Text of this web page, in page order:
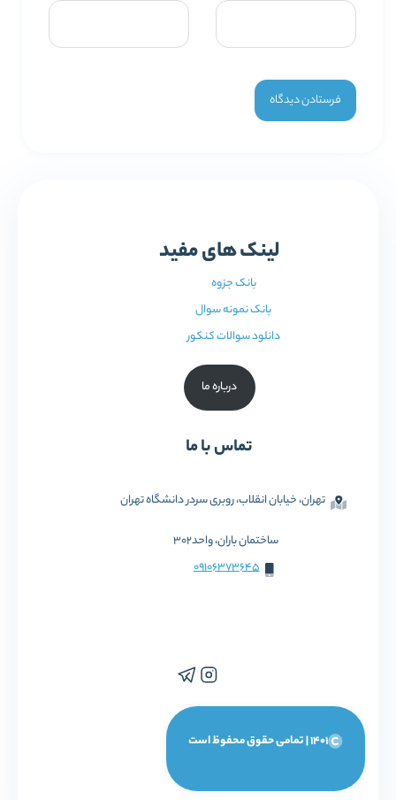
لینک های مفید
بانک جزوه
بانک نمونه سوال
دانلود سوالات کنکور
درباره ما
تماس با ما
تهران، خیابان انقلاب، روبری سردر دانشگاه تهران
ساختمان باران، واحد302
09106373645
1401 | تمامی حقوق محفوظ است